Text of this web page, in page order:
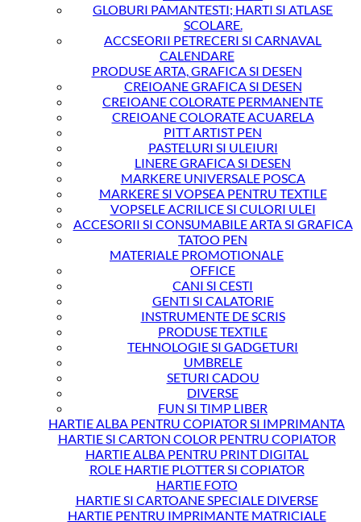
GLOBURI PAMANTESTI; HARTI SI ATLASE
SCOLARE.
ACCSEORII PETRECERI SI CARNAVAL
CALENDARE
PRODUSE ARTA, GRAFICA SI DESEN
CREIOANE GRAFICA SI DESEN
CREIOANE COLORATE PERMANENTE
CREIOANE COLORATE ACUARELA
PITT ARTIST PEN
PASTELURI SI ULEIURI
LINERE GRAFICA SI DESEN
MARKERE UNIVERSALE POSCA
MARKERE SI VOPSEA PENTRU TEXTILE
VOPSELE ACRILICE SI CULORI ULEI
ACCESORII SI CONSUMABILE ARTA SI GRAFICA
TATOO PEN
MATERIALE PROMOTIONALE
OFFICE
CANI SI CESTI
GENTI SI CALATORIE
INSTRUMENTE DE SCRIS
PRODUSE TEXTILE
TEHNOLOGIE SI GADGETURI
UMBRELE
SETURI CADOU
DIVERSE
FUN SI TIMP LIBER
HARTIE ALBA PENTRU COPIATOR SI IMPRIMANTA
HARTIE SI CARTON COLOR PENTRU COPIATOR
HARTIE ALBA PENTRU PRINT DIGITAL
ROLE HARTIE PLOTTER SI COPIATOR
HARTIE FOTO
HARTIE SI CARTOANE SPECIALE DIVERSE
HARTIE PENTRU IMPRIMANTE MATRICIALE